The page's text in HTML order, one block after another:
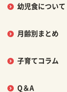
幼児食について
月齢別まとめ
子育てコラム
Q＆A